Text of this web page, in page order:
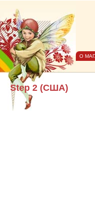
О
Step 2 (США)